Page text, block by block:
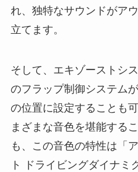
れ、独特なサウンドがア
立てます。
そして、エキゾーストシ
のフラップ制御システム
の位置に設定することも
まざまな音色を堪能する
も、この音色の特性は「
ト ドライビングダイナミ